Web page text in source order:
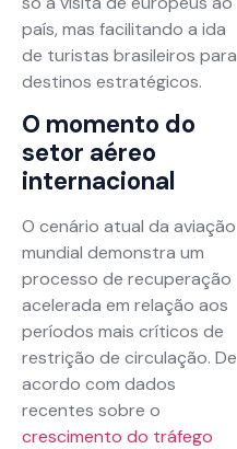
país, mas facilitando a ida
de turistas brasileiros para
destinos estratégicos.
O momento do
setor aéreo
internacional
O cenário atual da aviação
mundial demonstra um
processo de recuperação
acelerada em relação aos
períodos mais críticos de
restrição de circulação. De
acordo com dados
recentes sobre o
crescimento do tráfego